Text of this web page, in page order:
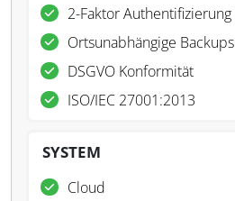
2-Faktor Authentifizierung
Ortsunabhängige Backups
DSGVO Konformität
ISO/IEC 27001:2013
SYSTEM
Cloud